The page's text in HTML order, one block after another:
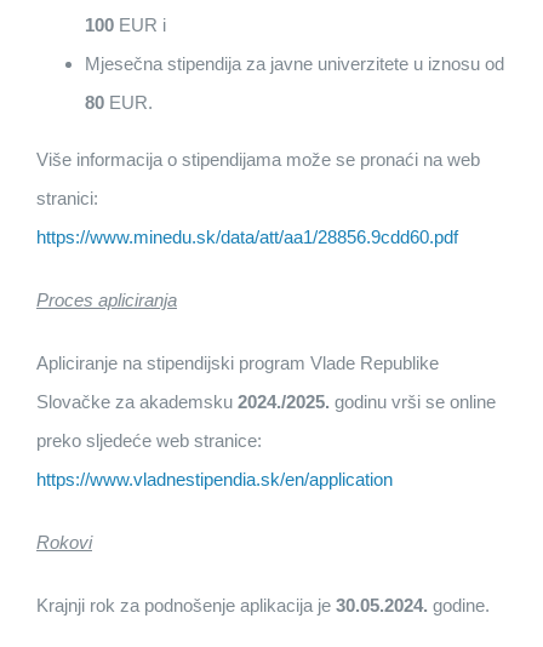
100 EUR i
Mjesečna stipendija za javne univerzitete u iznosu od
80 EUR.
Više informacija o stipendijama može se pronaći na web
stranici:
https://www.minedu.sk/data/att/aa1/28856.9cdd60.pdf
Proces apliciranja
Apliciranje na stipendijski program Vlade Republike
Slovačke za akademsku 2024./2025. godinu vrši se online
preko sljedeće web stranice:
https://www.vladnestipendia.sk/en/application
Rokovi
Krajnji rok za podnošenje aplikacija je 30.05.2024. godine.